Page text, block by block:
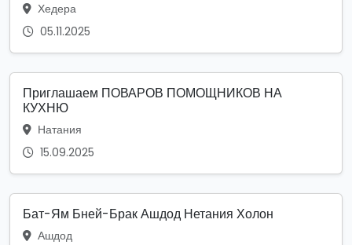
Хедера
05.11.2025
Приглашаем ПОВАРОВ ПОМОЩНИКОВ НА
КУХНЮ
Натания
15.09.2025
Бат-Ям Бней-Брак Ашдод Нетания Холон
Ашдод